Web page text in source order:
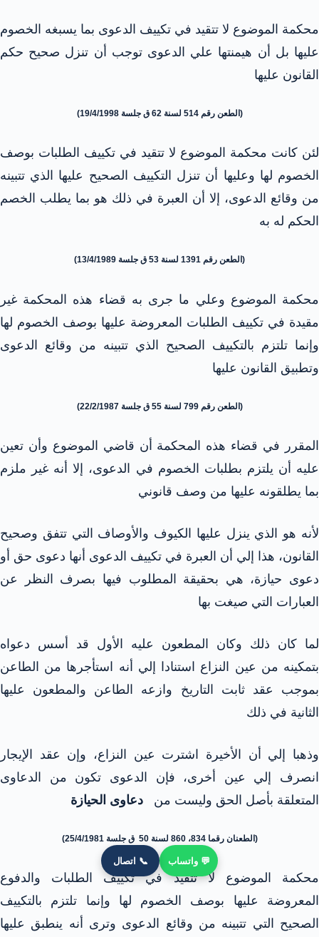
محكمة الموضوع لا تتقيد في تكييف الدعوى بما يسبغه الخصوم
عليها بل أن هيمنتها علي الدعوى توجب أن تنزل صحيح حكم
القانون عليها
(الطعن رقم 514 لسنة 62 ق جلسة 19/4/1998)
لئن كانت محكمة الموضوع لا تتقيد في تكييف الطلبات بوصف
الخصوم لها وعليها أن تنزل التكييف الصحيح عليها الذي تتبينه
من وقائع الدعوى، إلا أن العبرة في ذلك هو بما يطلب الخصم
الحكم له به
(الطعن رقم 1391 لسنة 53 ق جلسة 13/4/1989)
محكمة الموضوع وعلي ما جرى به قضاء هذه المحكمة غير
مقيدة في تكييف الطلبات المعروضة عليها بوصف الخصوم لها
وإنما تلتزم بالتكييف الصحيح الذي تتبينه من وقائع الدعوى
وتطبيق القانون عليها
(الطعن رقم 799 لسنة 55 ق جلسة 22/2/1987)
المقرر في قضاء هذه المحكمة أن قاضي الموضوع وأن تعين
عليه أن يلتزم بطلبات الخصوم في الدعوى، إلا أنه غير ملزم
بما يطلقونه عليها من وصف قانوني
لأنه هو الذي ينزل عليها الكيوف والأوصاف التي تتفق وصحيح
القانون، هذا إلي أن العبرة في تكييف الدعوى أنها دعوى حق أو
دعوى حيازة، هي بحقيقة المطلوب فيها بصرف النظر عن
العبارات التي صيغت بها
لما كان ذلك وكان المطعون عليه الأول قد أسس دعواه
بتمكينه من عين النزاع استنادا إلي أنه استأجرها من الطاعن
بموجب عقد ثابت التاريخ وازعه الطاعن والمطعون عليها
الثانية في ذلك
وذهبا إلي أن الأخيرة اشترت عين النزاع، وإن عقد الإيجار
انصرف إلي عين أخرى، فإن الدعوى تكون من الدعاوى
المتعلقة بأصل الحق وليست من دعاوى الحيازة
(الطعنان رقما 834، 860 لسنة 50 ق جلسة 25/4/1981)
محكمة الموضوع لا تتقيد في تكييف الطلبات والدفوع
المعروضة عليها بوصف الخصوم لها وإنما تلتزم بالتكييف
الصحيح التي تتبينه من وقائع الدعوى وترى أنه ينطبق عليها
💬 واتساب 📞 اتصال